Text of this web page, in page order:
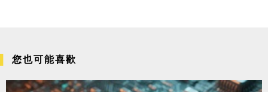
您也可能喜歡